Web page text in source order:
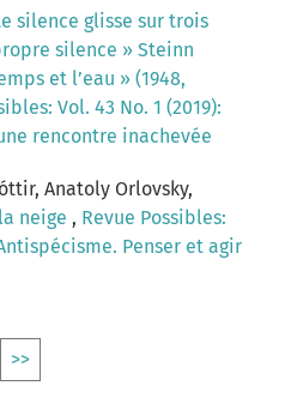
silence glisse sur trois
silence » Steinn
et l’eau » (1948,
Vol. 43 No. 1 (2019):
rencontre inachevée
Anatoly Orlovsky,
neige , Revue Possibles:
Penser et agir
>>